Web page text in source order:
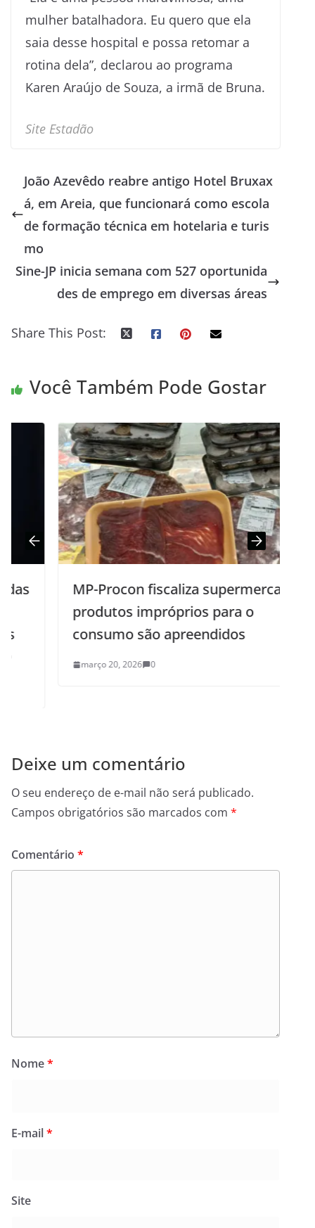
mulher batalhadora. Eu quero que ela
saia desse hospital e possa retomar a
rotina dela”, declarou ao programa
Karen Araújo de Souza, a irmã de Bruna.
Site Estadão
João Azevêdo reabre antigo Hotel Bruxax
á, em Areia, que funcionará como escola
de formação técnica em hotelaria e turis
mo
Sine-JP inicia semana com 527 oportunida
des de emprego em diversas áreas
Share This Post:
Você Também Pode Gostar
MP-Procon fiscaliza supermercado e
produtos impróprios para o
consumo são apreendidos
março 20, 2026 0
Deixe um comentário
O seu endereço de e-mail não será publicado.
Campos obrigatórios são marcados com *
Comentário *
Nome*
E-mail*
Site